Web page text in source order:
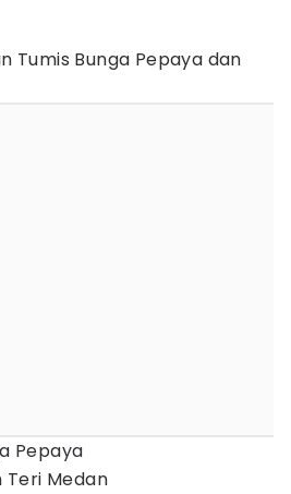
Tumis Bunga Pepaya dan
Pepaya
Teri Medan